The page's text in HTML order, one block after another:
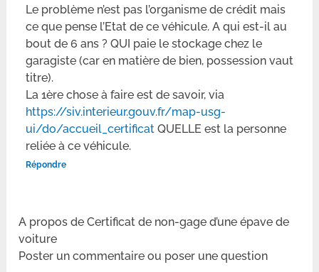
Le problème n’est pas l’organisme de crédit mais
ce que pense l’Etat de ce véhicule. A qui est-il au
bout de 6 ans ? QUI paie le stockage chez le
garagiste (car en matière de bien, possession vaut
titre).
La 1ère chose à faire est de savoir, via
https://siv.interieur.gouv.fr/map-usg-
ui/do/accueil_certificat QUELLE est la personne
reliée à ce véhicule.
Répondre
A propos de Certificat de non-gage d’une épave de
voiture
Poster un commentaire ou poser une question